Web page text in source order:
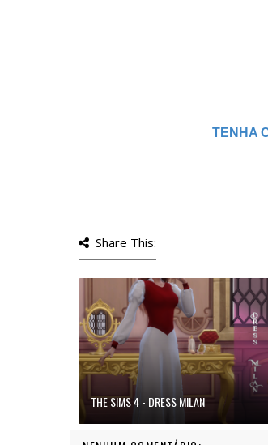
TENHA
Share This:
THE SIMS 4 - DRESS MILAN